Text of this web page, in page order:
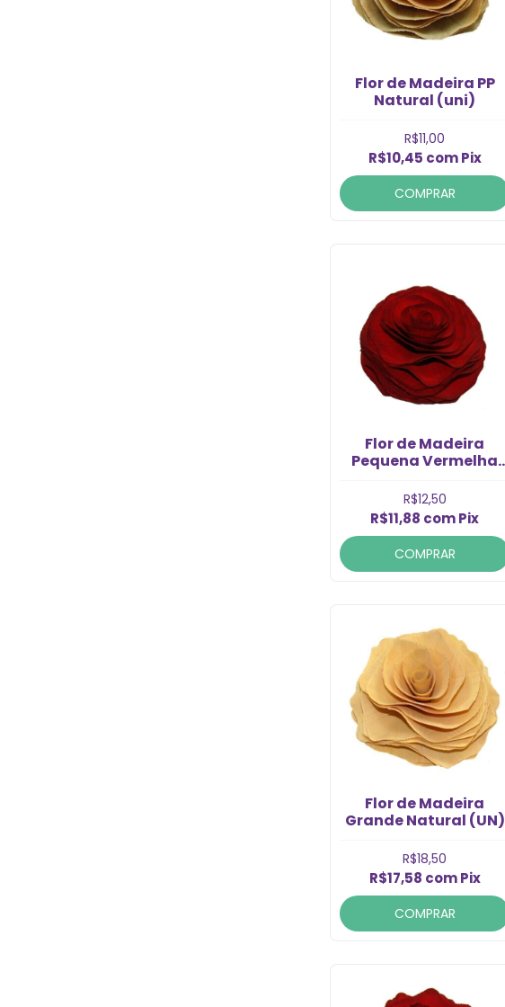
Flor de Madeira PP
Natural (uni)
R$11,00
R$10,45 com Pix
COMPRAR
Flor de Madeira
Pequena Vermelha
R$12,50
R$11,88 comPix
COMPRAR
Flor de Madeira
Grande Natural (UN)
R$18,50
R$17,58 com Pix
COMPRAR